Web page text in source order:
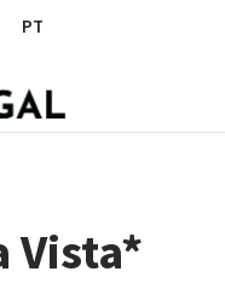
PT
Vista*